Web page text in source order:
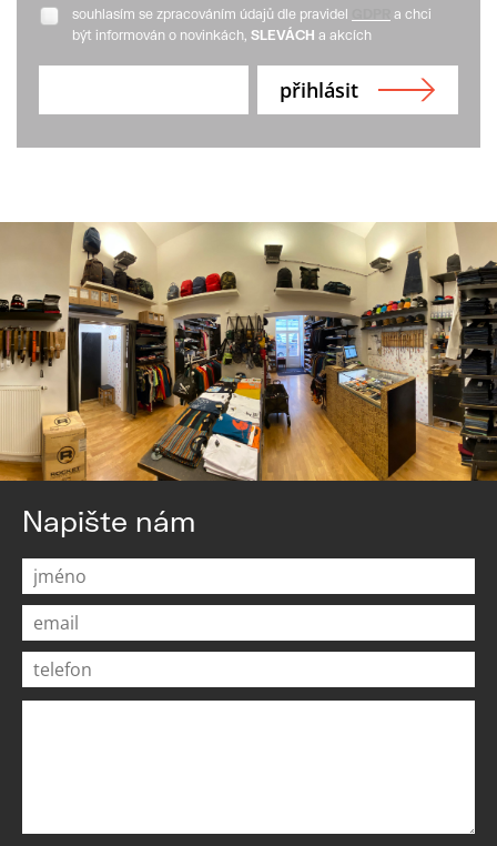
souhlasím se zpracováním údajů dle pravidel
a chci
být informován o novinkách, SLEVÁCH a akcích
Napište nám